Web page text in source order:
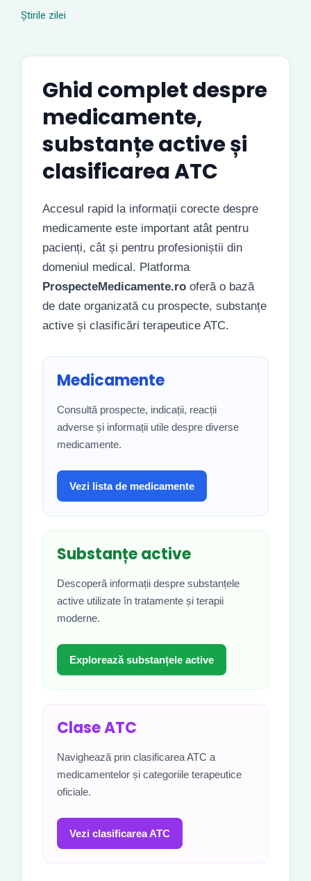
Știrile zilei
Ghid complet despre
medicamente,
substanțe active și
clasificarea ATC
Accesul rapid la informații corecte despre
medicamente este important atât pentru
pacienți, cât și pentru profesioniștii din
domeniul medical. Platforma
ProspecteMedicamente.ro oferă o bază
de date organizată cu prospecte, substanțe
active și clasificări terapeutice ATC.
Medicamente
Consultă prospecte, indicații, reacții
adverse și informații utile despre diverse
medicamente.
Vezi lista de medicamente
Substanțe active
Descoperă informații despre substanțele
active utilizate în tratamente și terapii
moderne.
Explorează substanțele active
Clase ATC
Navighează prin clasificarea ATC a
medicamentelor și categoriile terapeutice
oficiale.
Vezi clasificarea ATC